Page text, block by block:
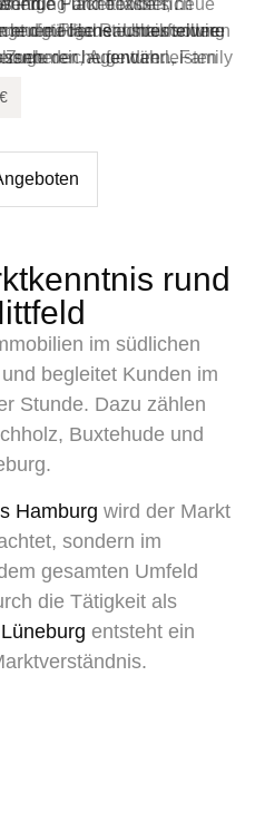
– die Fläche lässt sich
moderner Unternehmen
Parkettböden, neue
Haustechnik sowie
gewährleisten
und flexiblen
die Fläche insbesondere
Agenturen, Family
endgültige Raumaufteilung
der laufenden
dient daher lediglich der
rund
im südlichen
begleitet Kunden im
Stunde. Dazu zählen
Buxtehude und
Hamburg wird der Markt
sondern im
gesamten Umfeld
die Tätigkeit als
entsteht ein